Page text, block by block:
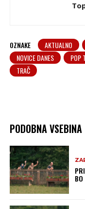
OZNAKE AKTUALNO
NOVICE DANES
POP
TRAČ
PODOBNA VSEBINA